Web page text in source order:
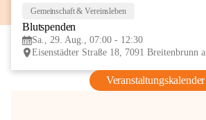
Gemeinschaft & Vereinsleben
Blutspenden
Sa., 29. Aug., 07:00 - 12:30
Veranstaltungskalender